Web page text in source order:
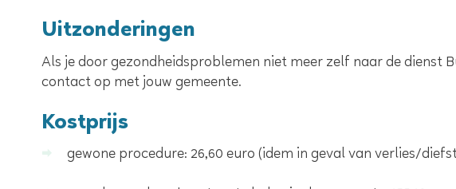
Uitzonderingen
Als je door gezondheidsproblemen niet meer zelf naar de dienst
contact op met jouw gemeente.
Kostprijs
gewone procedure: 26,60 euro (idem in geval van verlies/